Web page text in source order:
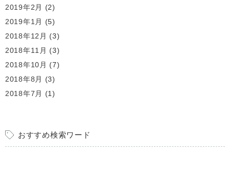
2019年2月
(2)
2019年1月
(5)
2018年12月 (3)
2018年11月 (3)
2018年10月 (7)
2018年8月
(3)
2018年7月
(1)
おすすめ検索ワード